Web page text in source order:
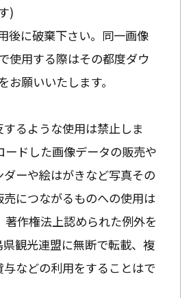
)
後に破棄下さい。同一画像
使用する際はその都度ダウ
お願いいたします。
るような使用は禁止しま
ードした画像データの販売や
ーや絵はがきなど写真その
売につながるものへの使用は
著作権法上認められた例外を
観光連盟に無断で転載、複
などの利用をすることはで